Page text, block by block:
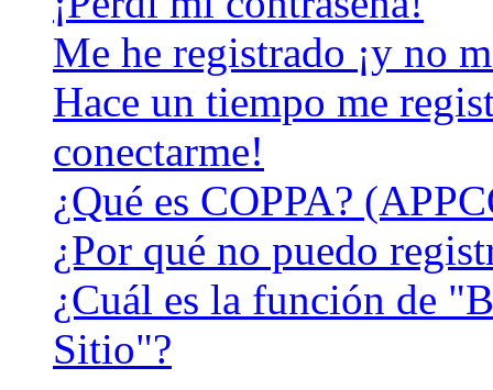
Me he registrado ¡y no
Hace un tiempo me
conectarme!
¿Qué es COPPA?
¿Por qué no puedo
¿Cuál es la función de
Sitio"?